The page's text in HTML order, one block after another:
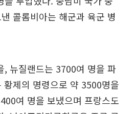
콜롬비아는 해군과 육군 병
, 뉴질랜드는 3700여 명을 파
황제의 명령으로 약 3500명을
여 명을 보냈으며 프랑스도